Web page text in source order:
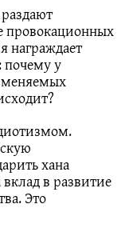
провокационных
награждает
почему у
хана
в развитие
Это